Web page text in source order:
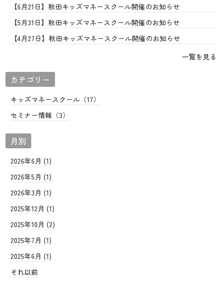
【6月21日】秋田キッズマネースクール開催のお知らせ
【5月31日】秋田キッズマネースクール開催のお知らせ
【4月27日】秋田キッズマネースクール開催のお知らせ
一覧を見る
カテゴリー
キッズマネースクール（17）
セミナー情報（3）
月別
2026年6月 (1)
2026年5月 (1)
2026年3月 (1)
2025年12月 (1)
2025年10月 (2)
2025年7月 (1)
2025年6月 (1)
それ以前